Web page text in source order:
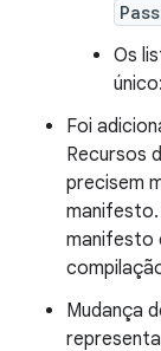
Os
único:
Foi
Recursos
precisem
manifesto.
manifesto
Mudança